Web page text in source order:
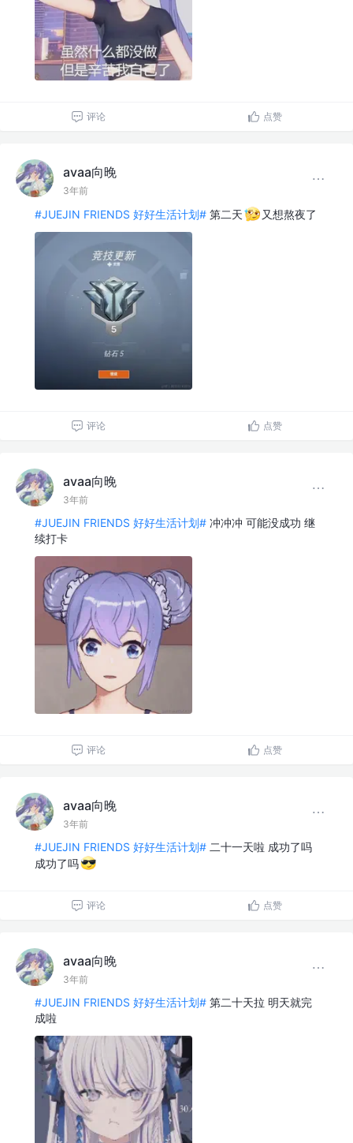
评论 点赞
avaa向晚
3年前
#JUEJIN FRIENDS 好好生活计划# 第二天 又想熬夜了
评论 点赞
avaa向晚
3年前
#JUEJIN FRIENDS 好好生活计划# 冲冲冲 可能没成功 继
续打卡
评论 点赞
avaa向晚
3年前
#JUEJIN FRIENDS 好好生活计划# 二十一天啦 成功了吗
成功了吗
评论 点赞
avaa向晚
3年前
#JUEJIN FRIENDS 好好生活计划# 第二十天拉 明天就完
成啦